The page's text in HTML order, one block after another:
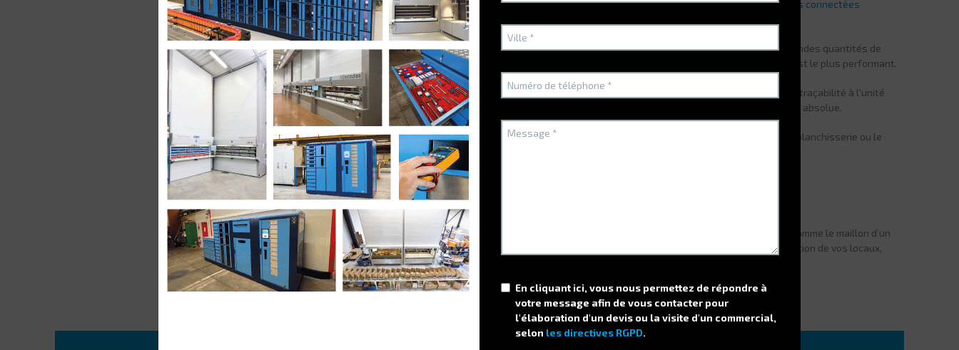
est bien restitué, la gestion unitaire par casiers est indispensable. C'est le rôle desconsignes connectées
LockerBox / Lockerpoint
Pour les EPI et la fourniture à haute rotation :Si votre but est de distribuer rapidement de grandes quantités de
petits articles (gants, lunettes), le format carrousel multipositions du
est le plus performant.
Pour l'usinage et la haute précision :Les plaquettes carbure et forets coûtent cher. Pour une traçabilité à l'unité
près sur de très petits éléments, le
offre une sécurité absolue.
Pour la logistique inversée :
Si vous avez besoin de gérer le retour des EPI souillés, l'envoi en blanchisserie ou le
recyclage, unearmoire de distribution circulaire CycleBox
L’approche globale Electroclass
L’avantage d’Electroclass est de ne pas traiter l’armoire de sécurité comme un meuble isolé, mais comme le maillon d’un
écosystème logiciel et matériel cohérent. Quel que soit le volume de vos références ou la configuration de vos locaux,
notre objectif est de sécuriser votre flux sans ralentir vos opérateurs.
En cliquant ici, vous nous permettez de répondre à
votre message afin de vous contacter pour
l'élaboration d'un devis ou la visite d'un commercial,
selon les directives RGPD.